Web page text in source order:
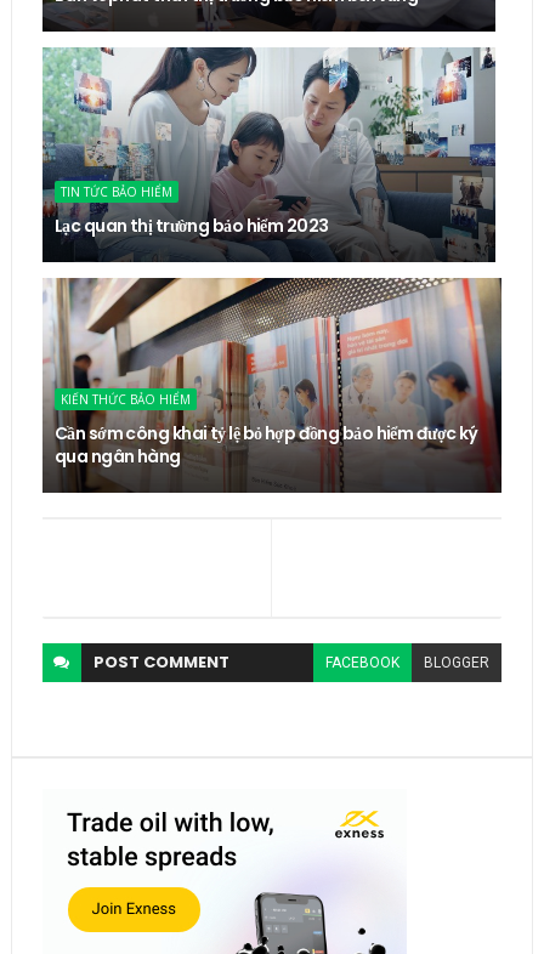
TIN TỨC BẢO HIỂM
Lạc quan thị trường bảo hiểm 2023
KIẾN THỨC BẢO HIỂM
Cần sớm công khai tỷ lệ bỏ hợp đồng bảo hiểm được ký
qua ngân hàng
POST COMMENT FACEBOOK BLOGGER